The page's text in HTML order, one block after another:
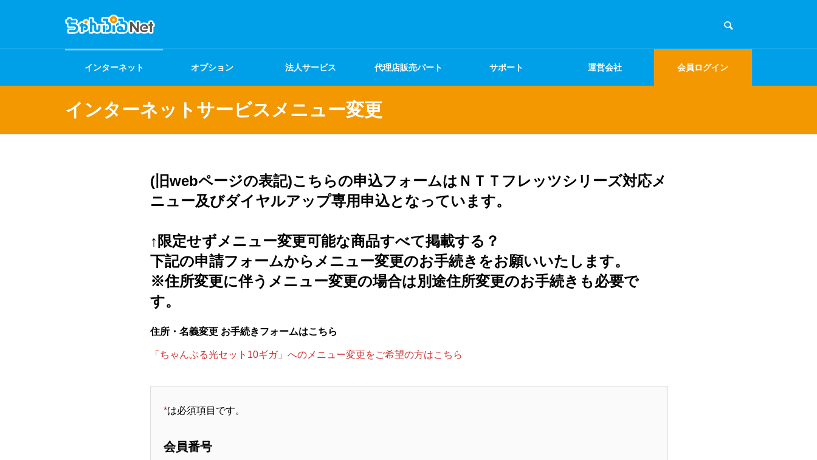
インターネット オプション 法人サービス 代理店販売パート サポート 運営会社 会員ログイン
インターネットサービスメニュー変更
(旧webページの表記)こちらの申込フォームはＮＴＴフレッツシリーズ対応メ
ニュー及びダイヤルアップ専用申込となっています。
↑限定せずメニュー変更可能な商品すべて掲載する？
下記の申請フォームからメニュー変更のお手続きをお願いいたします。
※住所変更に伴うメニュー変更の場合は別途住所変更のお手続きも必要で
す。
住所・名義変更 お手続きフォームはこちら
「ちゃんぷる光セット10ギガ」へのメニュー変更をご希望の方はこちら
*は必須項目です。
会員番号